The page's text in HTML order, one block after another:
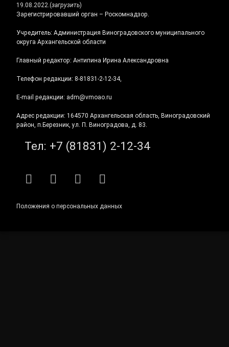
19.08.2022.(загрузить)
Зарегистрировавший орган – Роскомнадзор.
Учредитель: Администрация Виноградовского муниципального
округа Архангельской области
Главный редактор: Антипина Ирина Александровна
Телефон редакции: 8-81831-2-12-34,
E-mail редакции: adm@vmoao.ru
Адрес редакции: 164570 Архангельская область, Виноградовский
район, п.Березник, ул. П. Виноградова, д. 83.
Тел: +7 (81831) 2-12-34
RSS E-mailВКонтакте
Telegram
Положения о персональных данных